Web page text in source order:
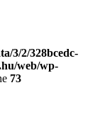
3/2/328bcedc-
web/wp-
73